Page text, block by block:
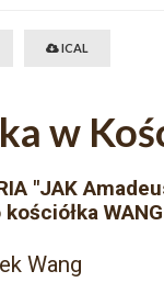
ICAL
w
"JAK
Wang